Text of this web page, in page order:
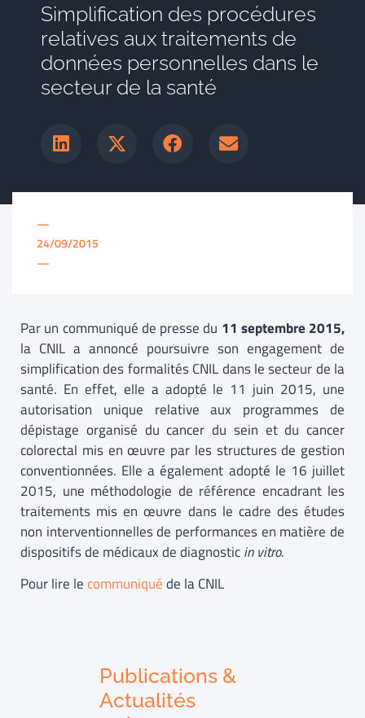
Simplification des procédures
relatives aux traitements de
données personnelles dans le
secteur de la santé
—
24/09/2015
—
Par un communiqué de presse du 11 septembre 2015,
la CNIL a annoncé poursuivre son engagement de
simplification des formalités CNIL dans le secteur de la
santé. En effet, elle a adopté le 11 juin 2015, une
autorisation unique relative aux programmes de
dépistage organisé du cancer du sein et du cancer
colorectal mis en œuvre par les structures de gestion
conventionnées. Elle a également adopté le 16 juillet
2015, une méthodologie de référence encadrant les
traitements mis en œuvre dans le cadre des études
non interventionnelles de performances en matière de
dispositifs de médicaux de diagnosticin vitro.
Pour lire lecommuniquéde la CNIL
Publications &
Actualités